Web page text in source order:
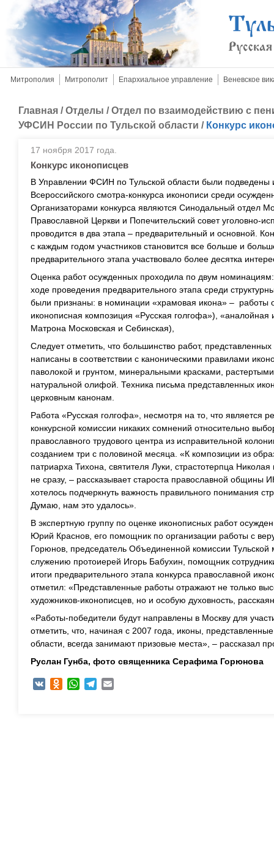
Митрополия Митрополит Епархиальное управление Веневское
Главная /Отделы /Отдел по взаимодействию с
УФСИН России по Тульской области / Конкурс
17 ноября 2017 года.
Конкурс иконописцев
В Управлении ФСИН по Тульской области были подведены
Всероссийского смотра-конкурса иконописи среди
Организаторами конкурса являются Синодальный отдел
Православной Церкви и Попечительский совет уголовно-
проводится в два этапа – предварительный и основной.
с каждым годом участников становится все больше и
предварительного этапа участвовало более десятка
Оценка работ осужденных проходила по двум
ходе проведения предварительного этапа среди
были признаны: в номинации «храмовая икона» – работы
иконописная композиция «Русская голгофа»),
Матрона Московская и Себинская),
Следует отметить, что большинство работ,
написаны в соответствии с каноническими правилами
паволокой и грунтом, минеральными красками,
натуральной олифой. Техника письма представленных
церковным канонам.
Работа «Русская голгофа», несмотря на то, что является
конкурсной комиссии никаких сомнений относительно
православного трудового центра из исправительной
созданием три с половиной месяца. «К композиции из
патриарха Тихона, святителя Луки, страстотерпца
не сразу, – рассказывает староста православной общины
хотелось подчеркнуть важность правильного понимания
Думаю, нам это удалось».
В экспертную группу по оценке иконописных работ
Юрий Краснов, его помощник по организации работы с
Горюнов, председатель Объединенной комиссии
служению протоиерей Игорь Бабухин, помощник
итоги предварительного этапа конкурса православной
отметил: «Представленные работы отражают не только
художников-иконописцев, но и особую духовность,
«Работы-победители будут направлены в Москву для
отметить, что, начиная с 2007 года, иконы,
области, всегда занимают призовые места», – рассказал
Руслан Гунба, фото священника Серафима Горюнова
VK Odnoklassniki
WhatsAppTelegram